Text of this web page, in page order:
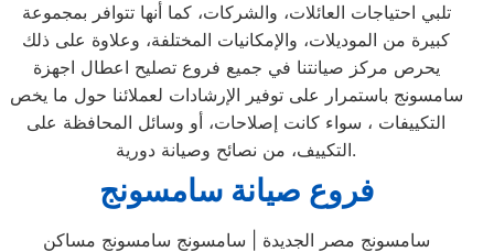
تلبي احتياجات العائلات، والشركات، كما أنها تتوافر بمجموعة
كبيرة من الموديلات، والإمكانيات المختلفة، وعلاوة على ذلك
يحرص مركز صيانتنا في جميع فروع تصليح اعطال اجهزة
سامسونج باستمرار على توفير الإرشادات لعملائنا حول ما يخص
التكييفات ، سواء كانت إصلاحات، أو وسائل المحافظة على
التكييف، من نصائح وصيانة دورية.
فروع صيانة سامسونج
سامسونج مصر الجديدة | سامسونج سامسونج مساكن